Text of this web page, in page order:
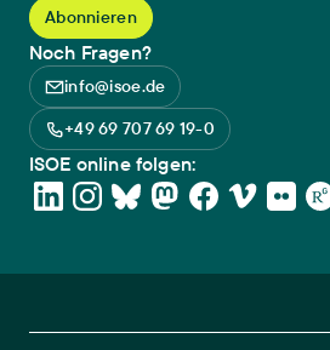
Noch Fragen?
info@isoe.de
+49 69 707 69 19-0
ISOE online folgen: